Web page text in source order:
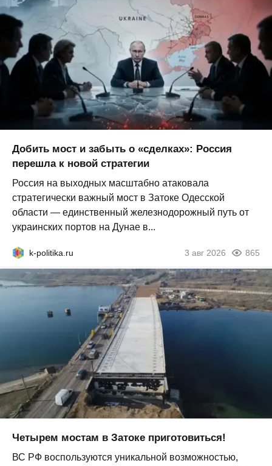
Добить мост и забыть о «сделках»: Россия
перешла к новой стратегии
Россия на выходных масштабно атаковала
стратегически важный мост в Затоке Одесской
области — единственный железнодорожный путь от
украинских портов на Дунае в...
k-politika.ru 3 авг 2026 865
Четырем мостам в Затоке приготовиться!
ВС РФ воспользуются уникальной возможностью,